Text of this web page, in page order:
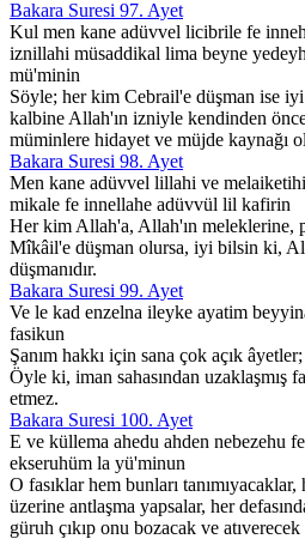
Bakara Suresi 97. Ayet
Kul men kane adüvvel licibrile fe
iznillahi müsaddikal lima beyne
mü'minin
Söyle; her kim Cebrail'e düşman ise
kalbine Allah'ın izniyle kendinden
müminlere hidayet ve müjde kaynağı
Bakara Suresi 98. Ayet
Men kane adüvvel lillahi ve
mikale fe innellahe adüvvül lil kafirin
Her kim Allah'a, Allah'ın meleklerine,
Mîkâil'e düşman olursa, iyi bilsin ki,
düşmanıdır.
Bakara Suresi 99. Ayet
Ve le kad enzelna ileyke ayatim
fasikun
Şanım hakkı için sana çok açık
Öyle ki, iman sahasından uzaklaşmış
etmez.
Bakara Suresi 100. Ayet
E ve küllema ahedu ahden nebezehu
ekseruhüm la yü'minun
O fasıklar hem bunları
üzerine antlaşma yapsalar, her
güruh çıkıp onu bozacak ve